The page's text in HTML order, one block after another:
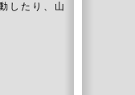
したり、山